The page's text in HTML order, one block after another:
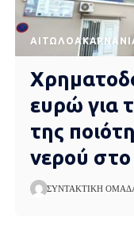
ευρώ για
της
νερού
ΣΥΝΤΑΚΤΙΚΉ